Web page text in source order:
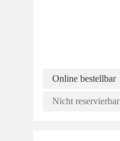
Online bestellbar
Nicht reservierbar